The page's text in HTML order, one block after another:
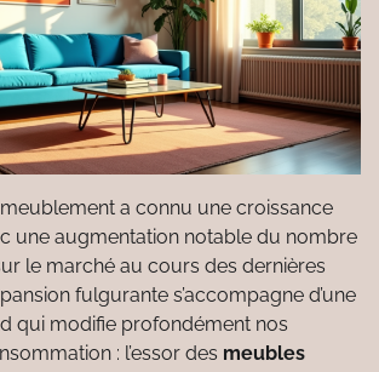
a connu une croissance
une augmentation notable du nombre
le marché au cours des dernières
fulgurante s’accompagne d’une
qui modifie profondément nos
: l’essor des meubles